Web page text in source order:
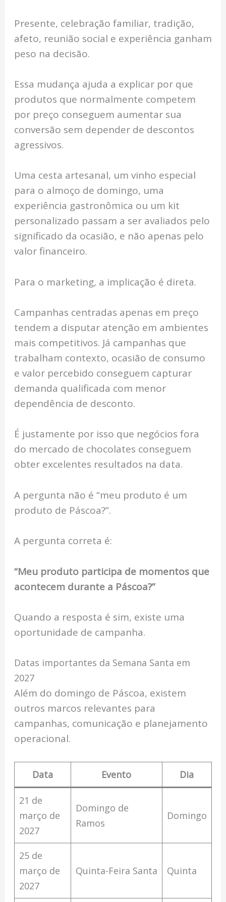
Presente, celebração familiar, tradição,
afeto, reunião social e experiência ganham
peso na decisão.
Essa mudança ajuda a explicar por que
produtos que normalmente competem
por preço conseguem aumentar sua
conversão sem depender de descontos
agressivos.
Uma cesta artesanal, um vinho especial
para o almoço de domingo, uma
experiência gastronômica ou um kit
personalizado passam a ser avaliados pelo
significado da ocasião, e não apenas pelo
valor financeiro.
Para o marketing, a implicação é direta.
Campanhas centradas apenas em preço
tendem a disputar atenção em ambientes
mais competitivos. Já campanhas que
trabalham contexto, ocasião de consumo
e valor percebido conseguem capturar
demanda qualificada com menor
dependência de desconto.
É justamente por isso que negócios fora
do mercado de chocolates conseguem
obter excelentes resultados na data.
A pergunta não é “meu produto é um
produto de Páscoa?”.
A pergunta correta é:
“Meu produto participa de momentos que
acontecem durante a Páscoa?”
Quando a resposta é sim, existe uma
oportunidade de campanha.
Datas importantes da Semana Santa em
2027
Além do domingo de Páscoa, existem
outros marcos relevantes para
campanhas, comunicação e planejamento
operacional.
Data Evento Dia
21 de
março de
2027
Domingo de
Ramos
Domingo
25 de
março de
2027
Quinta-Feira Santa Quinta